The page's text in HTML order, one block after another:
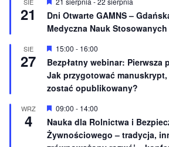
21
r
ó
n
o
n
e
Dni Otwarte GAMNS –
Medyczna Nauk Stosowanych
SIE
27
W
r
ó
ż
n
i
o
n
e
15:00 - 16:00
Bezpłatny webinar: Pierwsza
Jak przygotować
zostać opublikowany?
WRZ
4
W
r
ó
09:00 - 14:00
Nauka dla Rolnictwa i
Żywnościowego – tradycja,